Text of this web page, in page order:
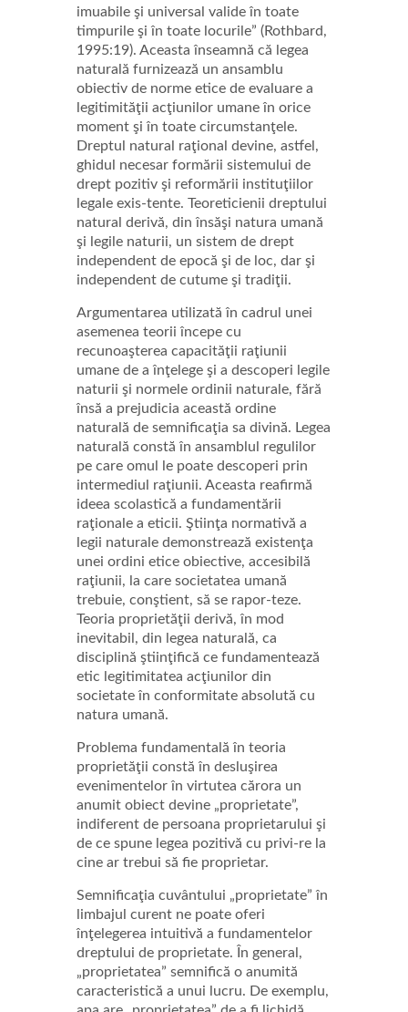
imuabile şi universal valide în toate
timpurile şi în toate locurile” (Rothbard,
1995:19). Aceasta înseamnă că legea
naturală furnizează un ansamblu
obiectiv de norme etice de evaluare a
legitimităţii acţiunilor umane în orice
moment şi în toate circumstanţele.
Dreptul natural raţional devine, astfel,
ghidul necesar formării sistemului de
drept pozitiv şi reformării instituţiilor
legale exis-tente. Teoreticienii dreptului
natural derivă, din însăşi natura umană
şi legile naturii, un sistem de drept
independent de epocă şi de loc, dar şi
independent de cutume şi tradiţii.
Argumentarea utilizată în cadrul unei
asemenea teorii începe cu
recunoaşterea capacităţii raţiunii
umane de a înţelege şi a descoperi legile
naturii şi normele ordinii naturale, fără
însă a prejudicia această ordine
naturală de semnificaţia sa divină. Legea
naturală constă în ansamblul regulilor
pe care omul le poate descoperi prin
intermediul raţiunii. Aceasta reafirmă
ideea scolastică a fundamentării
raţionale a eticii. Ştiinţa normativă a
legii naturale demonstrează existenţa
unei ordini etice obiective, accesibilă
raţiunii, la care societatea umană
trebuie, conştient, să se rapor-teze.
Teoria proprietăţii derivă, în mod
inevitabil, din legea naturală, ca
disciplină ştiinţifică ce fundamentează
etic legitimitatea acţiunilor din
societate în conformitate absolută cu
natura umană.
Problema fundamentală în teoria
proprietăţii constă în desluşirea
evenimentelor în virtutea cărora un
anumit obiect devine „proprietate”,
indiferent de persoana proprietarului şi
de ce spune legea pozitivă cu privi-re la
cine ar trebui să fie proprietar.
Semnificaţia cuvântului „proprietate” în
limbajul curent ne poate oferi
înţelegerea intuitivă a fundamentelor
dreptului de proprietate. În general,
„proprietatea” semnifică o anumită
caracteristică a unui lucru. De exemplu,